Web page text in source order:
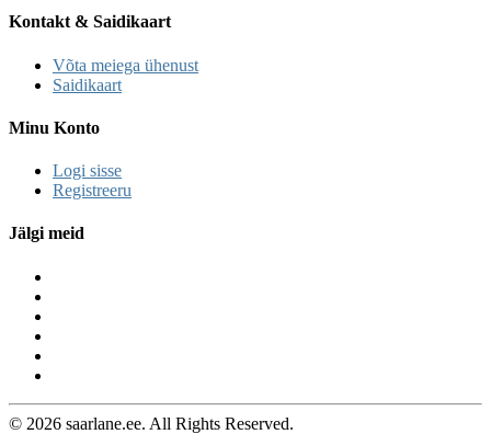
Kontakt & Saidikaart
Võta meiega ühenust
Saidikaart
Minu Konto
Logi sisse
Registreeru
Jälgi meid
© 2026 saarlane.ee. All Rights Reserved.